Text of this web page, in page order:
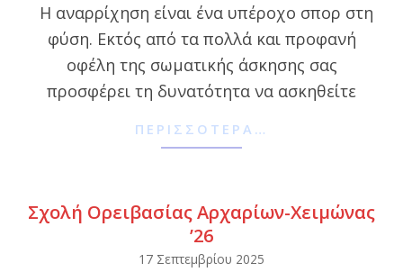
10Η αναρρίχηση είναι ένα υπέροχο σπορ στη
φύση. Εκτός από τα πολλά και προφανή
οφέλη της σωματικής άσκησης σας
προσφέρει τη δυνατότητα να ασκηθείτε
ΠΕΡΙΣΣΌΤΕΡΑ…
Σχολή Ορειβασίας Αρχαρίων-Χειμώνας
’26
17 Σεπτεμβρίου 2025